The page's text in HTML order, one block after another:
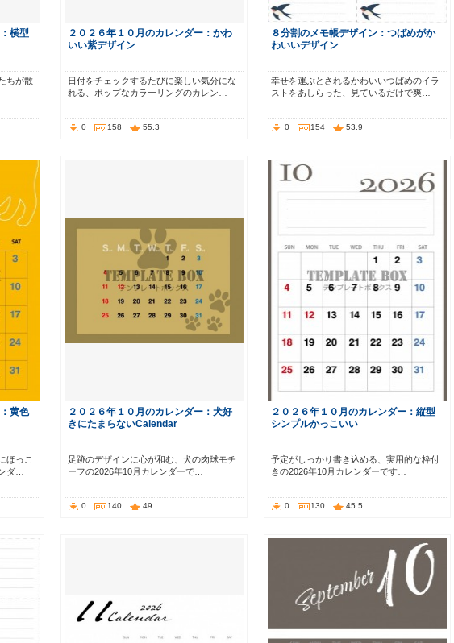
横型
ちが散
２０２６年１０月のカレンダー：かわ
いい紫デザイン
日付をチェックするたびに楽しい気分にな
れる、ポップなカラーリングのカレン…
0 158 55.3
８分割のメモ帳デザイン：つばめがか
わいいデザイン
幸せを運ぶとされるかわいいつばめのイラ
ストをあしらった、見ているだけで爽…
0 154 53.9
黄色
ほっこ
ダ…
２０２６年１０月のカレンダー：犬好
きにたまらないCalendar
足跡のデザインに心が和む、犬の肉球モチ
ーフの2026年10月カレンダーで…
0 140 49
２０２６年１０月のカレンダー：縦型
シンプルかっこいい
予定がしっかり書き込める、実用的な枠付
きの2026年10月カレンダーです…
0 130 45.5